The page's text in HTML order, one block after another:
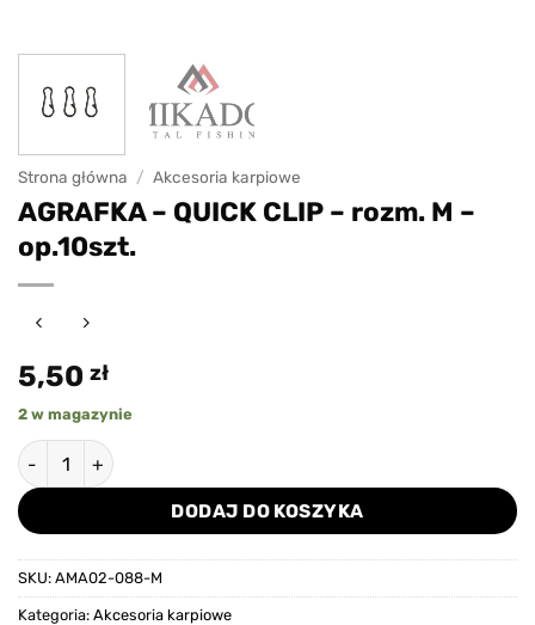
Strona główna / Akcesoria karpiowe
AGRAFKA – QUICK CLIP – rozm. M –
op.10szt.
5,50 zł
2 w magazynie
ilość AGRAFKA - QUICK CLIP - rozm. M - op.10szt.
DODAJ DO KOSZYKA
SKU: AMA02-088-M
Kategoria: Akcesoria karpiowe